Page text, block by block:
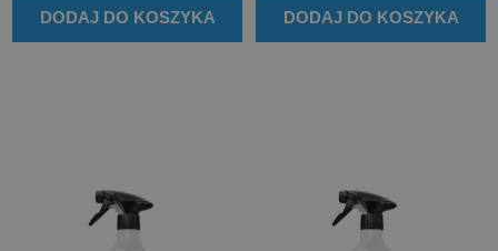
DODAJ DO KOSZYKA DODAJ DO KOSZYKA